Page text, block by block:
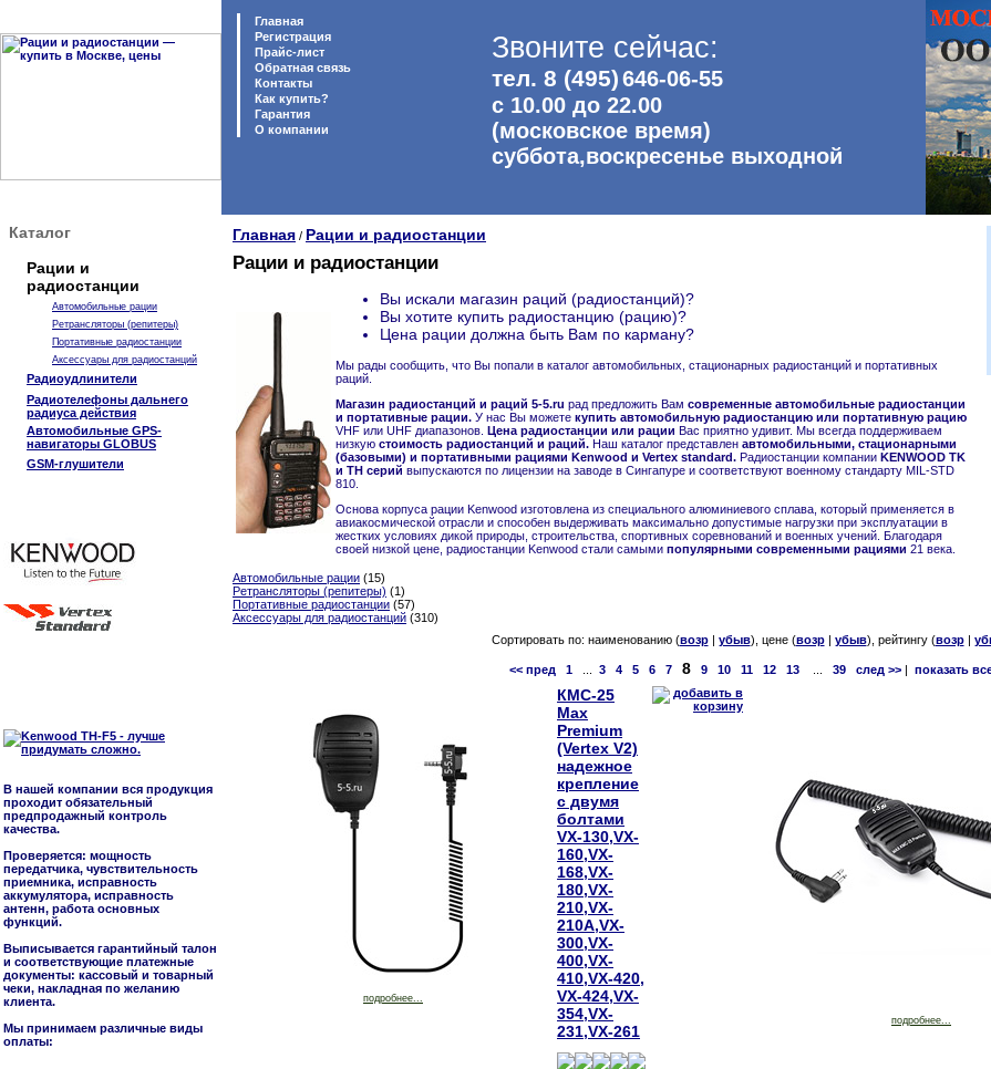
Главная
Регистрация
Прайс-лист
Обратная связь
Контакты
Как купить?
Гарантия
O компании
Звоните сейчас:
тел. 8 (495)646-06-55
с 10.00 до 22.00
(московское время)
суббота,воскресенье выходной
Каталог
Рации и
радиостанции
Автомобильные рации
Ретрансляторы (репитеры)
Портативные радиостанции
Аксессуары для радиостанций
Радиоудлинители
Радиотелефоны дальнего
радиуса действия
Автомобильные GPS-
навигаторы GLOBUS
GSM-глушители
В нашей компании вся продукция
проходит обязательный
предпродажный контроль
качества.
Проверяется: мощность
передатчика, чувствительность
приемника, исправность
аккумулятора, исправность
антенн, работа основных
функций.
Выписывается гарантийный талон
и соответствующие платежные
документы: кассовый и товарный
чеки, накладная по желанию
клиента.
Мы принимаем различные виды
оплаты:
Главная / Рации и радиостанции
Рации и радиостанции
Вы искали магазин раций (радиостанций)?
Вы хотите купить радиостанцию (рацию)?
Цена рации должна быть Вам по карману?
Мы рады сообщить, что Вы попали в каталог автомобильных, стационарных радиостанций и портативных
раций.
Магазин радиостанций и раций 5-5.ru рад предложить Вам современные автомобильные радиостанции
и портативные рации. У нас Вы можете купить автомобильную радиостанцию или портативную рацию
VHF или UHF диапазонов.
Цена радиостанции или рации Вас приятно удивит. Мы всегда поддерживаем
низкую стоимость радиостанций и раций. Наш каталог представлен автомобильными, стационарными
(базовыми) и портативными рациями Kenwood и Vertex standard. Радиостанции компании KENWOOD TK
и TH серий выпускаются по лицензии на заводе в Сингапуре и соответствуют военному стандарту MIL-STD
810.
Основа корпуса рации Kenwood изготовлена из специального алюминиевого сплава, который применяется в
авиакосмической отрасли и способен выдерживать максимально допустимые нагрузки при эксплуатации в
жестких условиях дикой природы, строительства, спортивных соревнований и военных учений. Благодаря
своей низкой цене, радиостанции Kenwood стали самыми популярными современными рациями 21 века.
Автомобильные рации (15)
Ретрансляторы (репитеры) (1)
Портативные радиостанции (57)
Аксессуары для радиостанций (310)
Сортировать по: наименованию (возр| убыв), цене (возр| убыв), рейтингу (возр|
<< пред 1... 3 4 5 6 7 8 9 10 11 12 13... 39 след >>| показать
подробнее...
КМС-25
Max
Premium
(Vertex V2)
надежное
крепление
с двумя
болтами
VX-130,VX-
160,VX-
168,VX-
180,VX-
210,VX-
210A,VX-
300,VX-
400,VX-
410,VX-420,
VX-424,VX-
354,VX-
231,VX-261
подробнее...